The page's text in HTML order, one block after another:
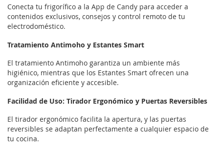
Conecta tu frigorífico a la App de Candy para acceder a
contenidos exclusivos, consejos y control remoto de tu
electrodoméstico.
Tratamiento Antimoho y Estantes Smart
El tratamiento Antimoho garantiza un ambiente más
higiénico, mientras que los Estantes Smart ofrecen una
organización eficiente y accesible.
Facilidad de Uso: Tirador Ergonómico y Puertas Reversibles
El tirador ergonómico facilita la apertura, y las puertas
reversibles se adaptan perfectamente a cualquier espacio de
tu cocina.